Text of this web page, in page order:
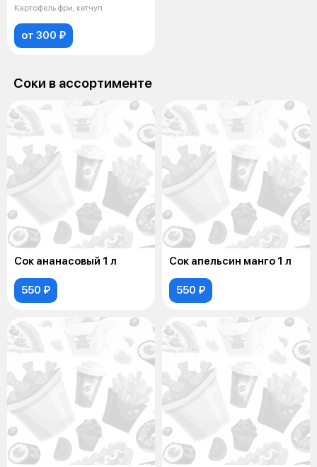
Картофель фри, кетчуп
от 300 ₽
Соки в аcсортименте
Сок ананасовый 1 л
550 ₽
Сок апельсин манго 1 л
550 ₽